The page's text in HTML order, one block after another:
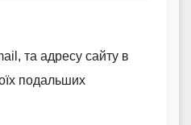
та адресу сайту в
подальших